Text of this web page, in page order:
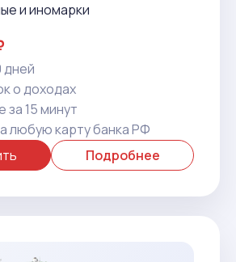
и иномарки
дней
о доходах
15 минут
любую карту банка РФ
Подробнее